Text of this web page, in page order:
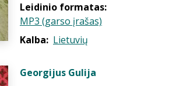
Leidinio formatas:
MP3 (garso įrašas)
Kalba: Lietuvių
Georgijus Gulija